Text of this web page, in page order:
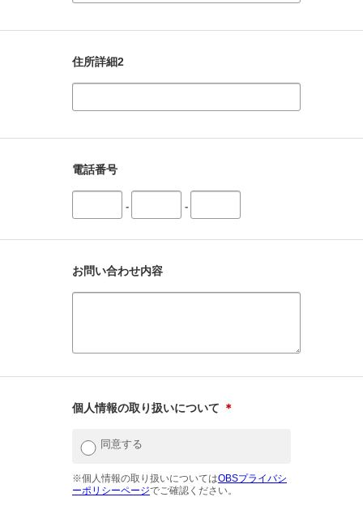
住所詳細2
電話番号
- -
お問い合わせ内容
個人情報の取り扱いについて ＊
同意する
※個人情報の取り扱いについてはOBSプライバシ
ーポリシーページでご確認ください。